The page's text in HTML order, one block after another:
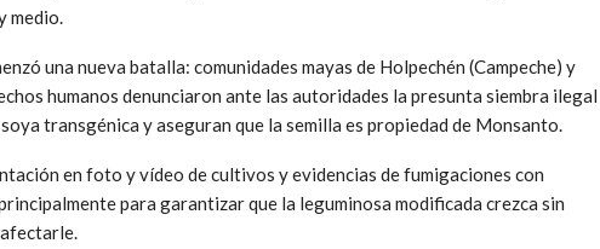
medio.
una nueva batalla: comunidades mayas de Holpechén (Campeche) y
humanos denunciaron ante las autoridades la presunta siembra ilegal
transgénica y aseguran que la semilla es propiedad de Monsanto.
en foto y vídeo de cultivos y evidencias de fumigaciones con
para garantizar que la leguminosa modificada crezca sin